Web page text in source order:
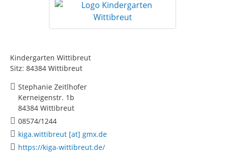
Kindergarten Wittibreut
Sitz: 84384 Wittibreut
Stephanie Zeitlhofer
Kerneigenstr. 1b
84384 Wittibreut
08574/1244
kiga.wittibreut [at] gmx.de
https://kiga-wittibreut.de/